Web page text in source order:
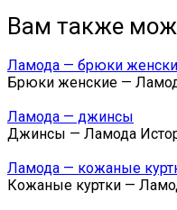
Вам также
Ламода — брюки
Брюки женские —
Ламода — джинсы
Джинсы — Ламода
Ламода — кожаные
Кожаные куртки —